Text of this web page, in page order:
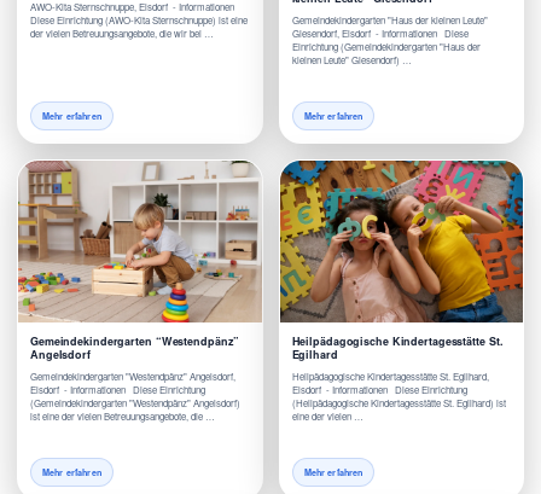
AWO-Kita Sternschnuppe, Elsdorf - Informationen
Diese Einrichtung (AWO-Kita Sternschnuppe) ist eine
der vielen Betreuungsangebote, die wir bei …
Mehr erfahren
Gemeindekindergarten "Haus der kleinen Leute"
Giesendorf, Elsdorf - Informationen Diese
Einrichtung (Gemeindekindergarten "Haus der
kleinen Leute" Giesendorf) …
Mehr erfahren
Gemeindekindergarten “Westendpänz”
Angelsdorf
Gemeindekindergarten "Westendpänz" Angelsdorf,
Elsdorf - Informationen Diese Einrichtung
(Gemeindekindergarten "Westendpänz" Angelsdorf)
ist eine der vielen Betreuungsangebote, die …
Mehr erfahren
Heilpädagogische Kindertagesstätte St.
Egilhard
Heilpädagogische Kindertagesstätte St. Egilhard,
Elsdorf - Informationen Diese Einrichtung
(Heilpädagogische Kindertagesstätte St. Egilhard) ist
eine der vielen …
Mehr erfahren